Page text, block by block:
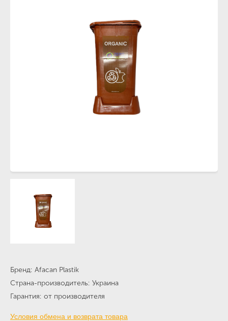
Бренд Afacan Plastik
Страна-производитель Украина
Гарантия от производителя
Условия обмена и возврата товара